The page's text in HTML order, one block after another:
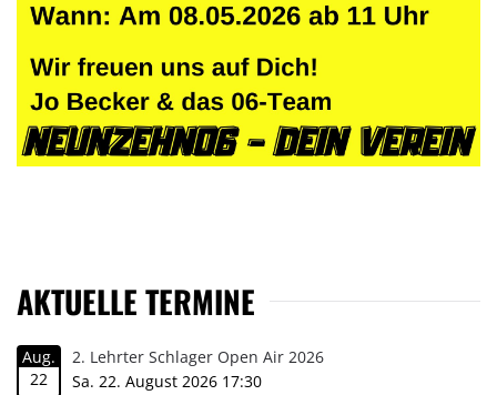
AKTUELLE TERMINE
Aug.
22
2. Lehrter Schlager Open Air 2026
Sa. 22. August 2026 17:30